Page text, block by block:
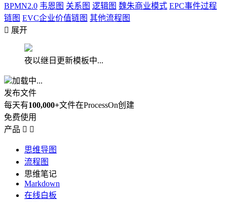
BPMN2.0 韦恩图 关系图 逻辑图 魏朱商业模式 EPC事件过程
链图 EVC企业价值链图 其他流程图
 展开
夜以继日更新模板中...
加载中...
发布文件
每天有100,000+文件在ProcessOn创建
免费使用
产品  
思维导图
流程图
思维笔记
Markdown
在线白板